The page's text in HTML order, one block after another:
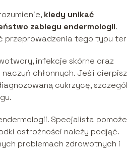
kiedy unikać
zabiegu endermologii.
przeprowadzenia tego typu
infekcje skórne oraz
chłonnych. Jeśli
cukrzycę,
Specjalista pomoże
ostrożności należy podjąć.
problemach zdrowotnych i